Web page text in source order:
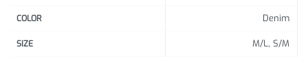
COLOR Denim
SIZE M/L, S/M